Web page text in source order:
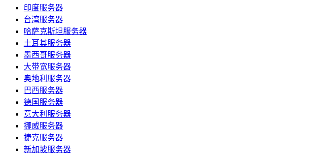
印度服务器
台湾服务器
哈萨克斯坦服务器
土耳其服务器
墨西哥服务器
大带宽服务器
奥地利服务器
巴西服务器
德国服务器
意大利服务器
挪威服务器
捷克服务器
新加坡服务器